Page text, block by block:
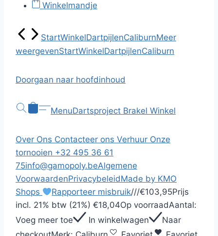
Winkelmandje
StartWinkelDartpijlenCaliburnMeer
weergevenStartWinkelDartpijlenCaliburn
Doorgaan naar hoofdinhoud
MenuDartsproject Brakel Winkel
Over Ons Contacteer ons Verhuur Onze
tornooien +32 495 36 61
75info@gamopoly.beAlgemene
VoorwaardenPrivacybeleidMade by KMO
Shops
Rapporteer misbruik///€103,95Prijs
incl. 21% btw (21%) €18,04Op voorraadAantal:
Voeg meer toe
In winkelwagen
Naar